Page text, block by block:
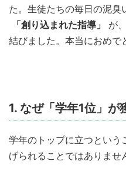
た。生徒たちの毎日の泥
「創り込まれた指導」
が
結びました。本当におめで
1. なぜ「学年1位」が
学年のトップに立つという
げられることではありませ